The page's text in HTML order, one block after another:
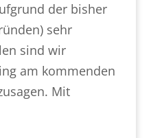
der bisher
sehr
sind wir
am kommenden
Mit